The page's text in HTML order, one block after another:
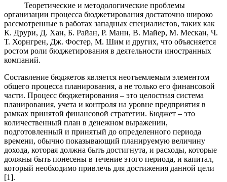
Теоретические и методологические проблемы
организации процесса бюджетирования достаточно широко
рассмотренные в работах западных специалистов, таких как
К. Друри, Д. Хан, Б. Райан, Р. Манн, В. Майер, М. Мескан, Ч.
Т. Хорнгрен, Дж. Фостер, М. Шим и других, что объясняется
ростом роли бюджетирования в деятельности иностранных
компаний.
Составление бюджетов является неотъемлемым элементом
общего процесса планирования, а не только его финансовой
части. Процесс бюджетирования – это целостная система
планирования, учета и контроля на уровне предприятия в
рамках принятой финансовой стратегии. Бюджет – это
количественный план в денежном выражении,
подготовленный и принятый до определенного периода
времени, обычно показывающий планируемую величину
дохода, которая должна быть достигнута, и расходы, которые
должны быть понесены в течение этого периода, и капитал,
который необходимо привлечь для достижения данной цели
[1].